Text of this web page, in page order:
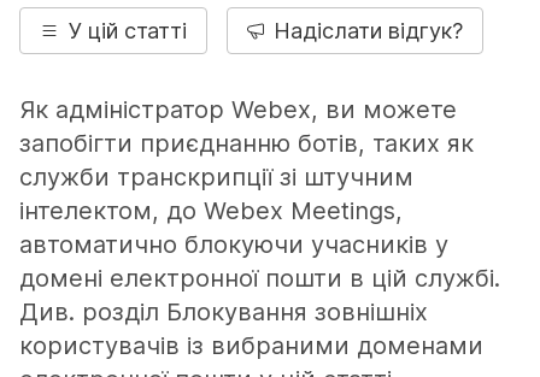
У цій статті Надіслати відгук?
Як адміністратор Webex, ви можете
запобігти приєднанню ботів, таких як
служби транскрипції зі штучним
інтелектом, до Webex Meetings,
автоматично блокуючи учасників у
домені електронної пошти в цій службі.
Див. розділ Блокування зовнішніх
користувачів із вибраними доменами